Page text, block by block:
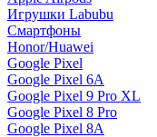
Игрушки Labubu
Смартфоны
Honor/Huawei
Google Pixel
Google Pixel 6A
Google Pixel 9 Pro XL
Google Pixel 8 Pro
Google Pixel 8A